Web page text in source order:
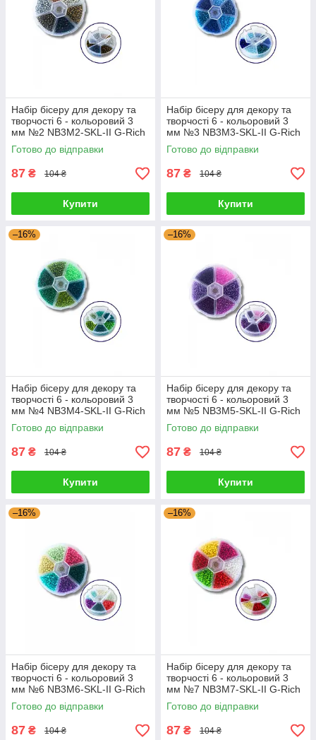
Набір бісеру для декору та
творчості 6 - кольоровий 3
мм №2 NB3M2-SKL-II G-Rich
Готово до відправки
87 ₴ 104 ₴
Купити
Набір бісеру для декору та
творчості 6 - кольоровий 3
мм №3 NB3M3-SKL-II G-Rich
Готово до відправки
87 ₴ 104 ₴
Купити
–16%
Набір бісеру для декору та
творчості 6 - кольоровий 3
мм №4 NB3M4-SKL-II G-Rich
Готово до відправки
87 ₴ 104 ₴
Купити
–16%
Набір бісеру для декору та
творчості 6 - кольоровий 3
мм №5 NB3M5-SKL-II G-Rich
Готово до відправки
87 ₴ 104 ₴
Купити
–16%
Набір бісеру для декору та
творчості 6 - кольоровий 3
мм №6 NB3M6-SKL-II G-Rich
Готово до відправки
87 ₴ 104 ₴
–16%
Набір бісеру для декору та
творчості 6 - кольоровий 3
мм №7 NB3M7-SKL-II G-Rich
Готово до відправки
87 ₴ 104 ₴